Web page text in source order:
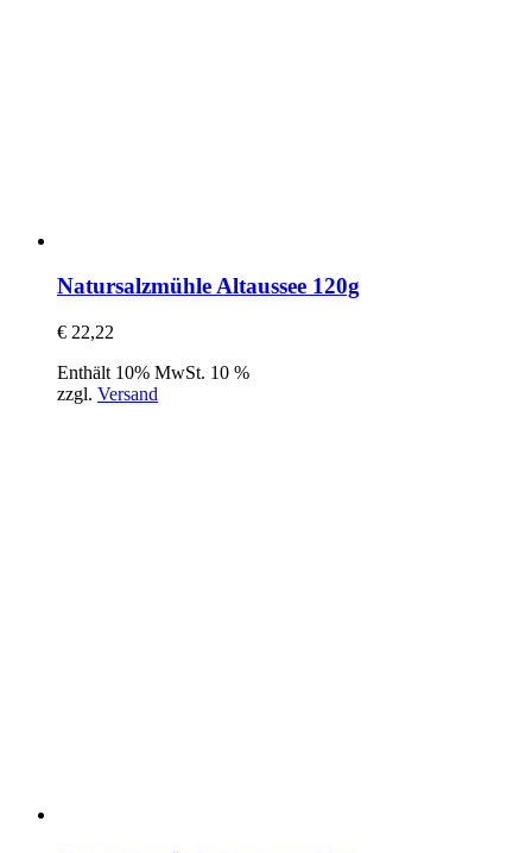
Natursalzmühle Altaussee 120g
€ 22,22
Enthält 10% MwSt. 10 %
zzgl. Versand